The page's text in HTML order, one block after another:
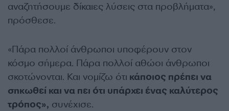
αναζητήσουμε δίκαιες λύσεις στα προβλήματα»,
πρόσθεσε.
«Πάρα πολλοί άνθρωποι υποφέρουν στον
κόσμο σήμερα. Πάρα πολλοί αθώοι άνθρωποι
σκοτώνονται. Και νομίζω ότι κάποιος πρέπει να
σηκωθεί και να πει ότι υπάρχει ένας καλύτερος
τρόπος», συνέχισε.